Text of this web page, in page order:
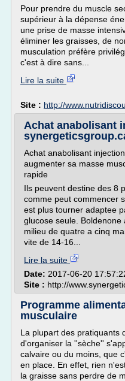
Pour prendre du muscle
supérieur à la dépense
une prise de masse
éliminer les graisses, de
musculation préfère
c'est à dire sans...
Lire la suite
Site : http://
Achat anabolisant
Achat anabolisant
augmenter sa masse
rapide
Ils peuvent destine des 8
comme peut commencer
est plus tourner adaptee
glucose seule.
milieu de quatre a cinq
vite de 14-16...
Lire la suite
Date: 2017-06-20
Site : http://
Programme
musculaire
La plupart des pratiquants
d'organiser la ''sèche''
calvaire ou du moins, que
en place. En effet, rien
la graisse sans perdre de